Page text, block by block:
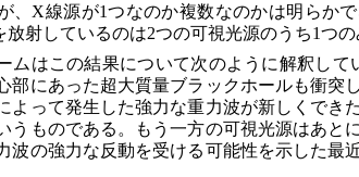
、X線源が1つなのか複数なのかは明らか
放射しているのは2つの可視光源のうち1つの
ムはこの結果について次のように解釈し
部にあった超大質量ブラックホールも衝突
よって発生した強力な重力波が新しくでき
うものである。もう一方の可視光源はあと
波の強力な反動を受ける可能性を示した最